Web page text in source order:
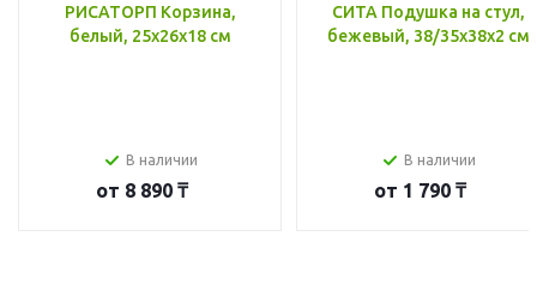
РИСАТОРП Корзина,
белый, 25x26x18 см
В наличии
от 8 890 ₸
СИТА Подушка на стул,
бежевый, 38/35x38x2 см
В наличии
от 1 790 ₸